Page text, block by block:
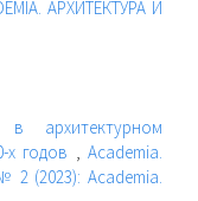
АРХИТЕКТУРА И
в архитектурном
х годов ,Academia.
2 (2023): Academia.